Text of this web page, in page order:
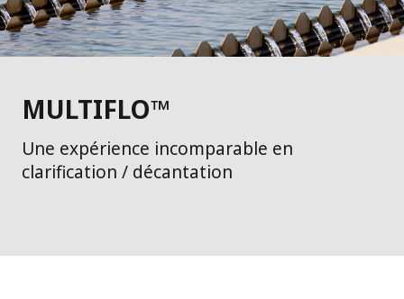
MULTIFLO™
Une expérience incomparable en
clarification / décantation